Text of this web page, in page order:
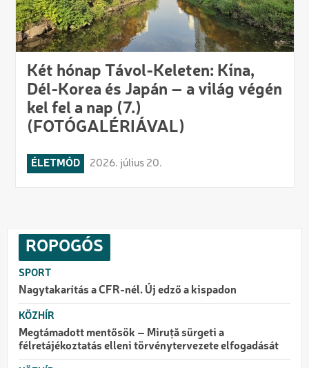
Két hónap Távol-Keleten: Kína,
Dél-Korea és Japán – a világ végén
kel fel a nap (7.)
(FOTÓGALÉRIÁVAL)
ÉLETMÓD 2026. július 20.
ROPOGÓS
SPORT
Nagytakarítás a CFR-nél. Új edző a kispadon
KÖZHÍR
Megtámadott mentősök – Miruță sürgeti a
félretájékoztatás elleni törvénytervezete elfogadását